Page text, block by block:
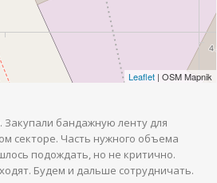
Leaflet | OSM Mapnik
бандажную ленту для
секторе. Часть нужного объема
подождать, но не критично.
Будем и дальше сотрудничать.